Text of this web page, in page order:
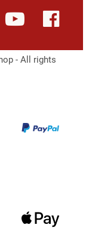
- All rights